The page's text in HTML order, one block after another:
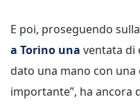
E poi, proseguendo
a Torino una ventata di
dato una mano con
importante”, ha ancora